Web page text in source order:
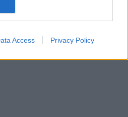
Access Privacy Policy